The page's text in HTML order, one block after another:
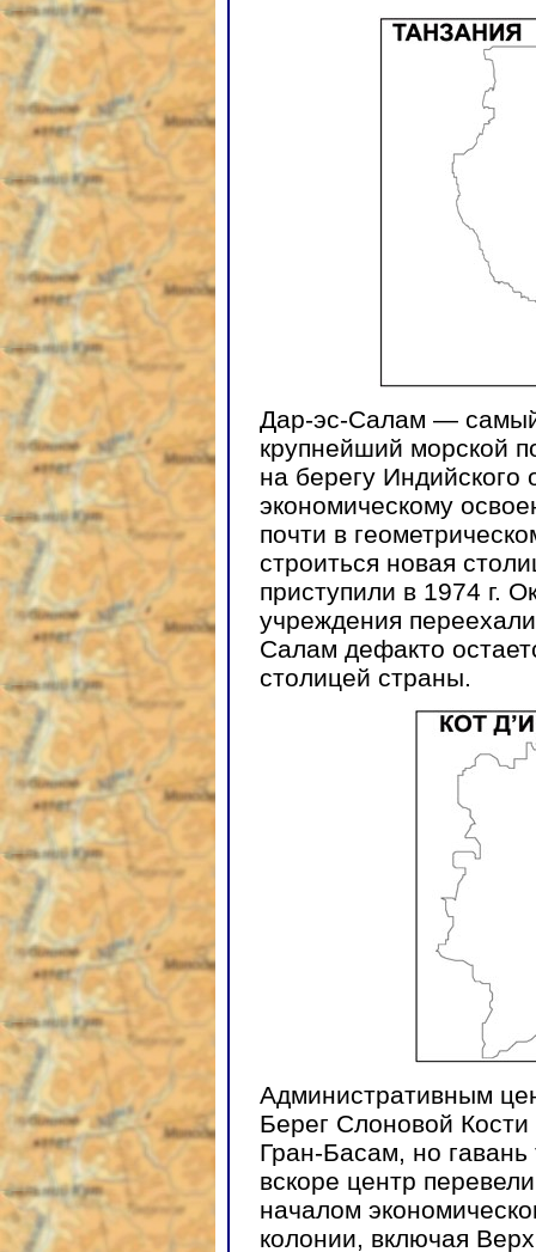
Дар-эс-Салам —
крупнейший морской
на берегу Индийского
экономическому
почти в
строиться новая
приступили в 1974 г.
учреждения
Салам дефакто
столицей страны.
Административным
Берег Слоновой
Гран-Басам, но
вскоре центр
началом
колонии, включая